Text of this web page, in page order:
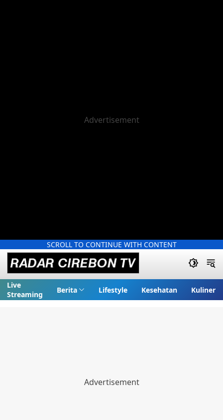
SCROLL TO CONTINUE WITH CONTENT
Live
Streaming
Berita Lifestyle Kesehatan Kuliner